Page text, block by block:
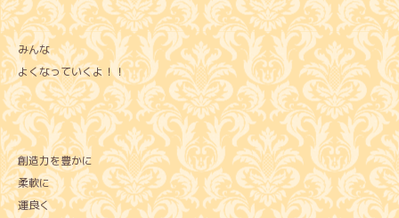
みんな
よくなっていくよ！！
創造力を豊かに
柔軟に
運良く